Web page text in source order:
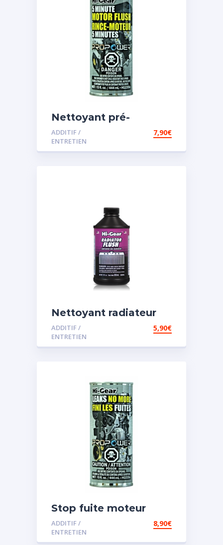
Nettoyant pré-
vidange
ADDITIF /
ENTRETIEN
7,90€
Nettoyant radiateur
ADDITIF /
ENTRETIEN
5,90€
Stop fuite moteur
ADDITIF /
ENTRETIEN
8,90€